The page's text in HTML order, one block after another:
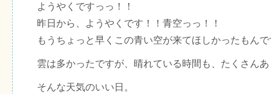
ようやくですっっ！！
昨日から、ようやくです！！青空っっ！！
もうちょっと早くこの青い空が来てほしかったもん
雲は多かったですが、晴れている時間も、たくさん
そんな天気のいい日。